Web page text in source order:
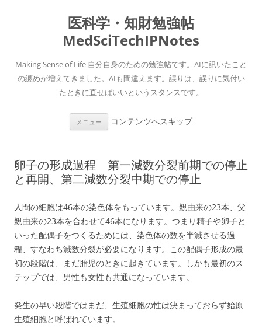
医科学・知財勉強帖
MedSciTechIPNotes
Making Sense of Life 自分自身のための勉強帖です。AIに訊いたこと
の纏めが増えてきました。AIも間違えます。誤りは、誤りに気付い
たときに直せばいいというスタンスです。
メニュー コンテンツへスキップ
卵子の形成過程 第一減数分裂前期での停止
と再開、第二減数分裂中期での停止
人間の細胞は46本の染色体をもっています。親由来の23本、父
親由来の23本を合わせて46本になります。つまり精子や卵子と
いった配偶子をつくるためには、染色体の数を半減させる過
程、すなわち減数分裂が必要になります。この配偶子形成の最
初の段階は、まだ胎児のときに起きています。しかも最初のス
テップでは、男性も女性も共通になっています。
発生の早い段階ではまだ、生殖細胞の性は決まっておらず始原
生殖細胞と呼ばれています。